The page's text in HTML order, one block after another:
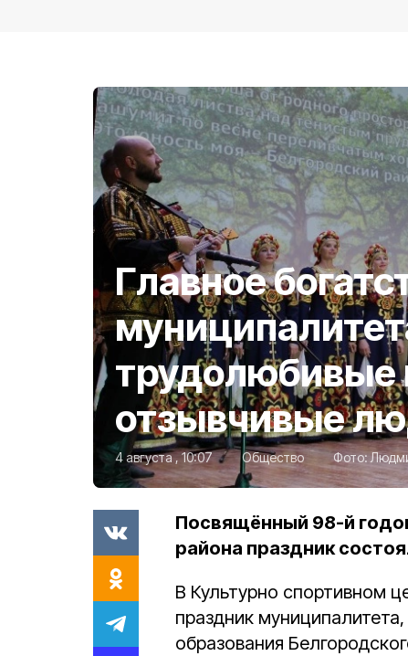
Главное
трудолюбивые
отзывчивые
4 августа , 10:07 Общество Фото:
Посвящённый 98-й
района праздник
В Культурно спортивном
праздник
образования